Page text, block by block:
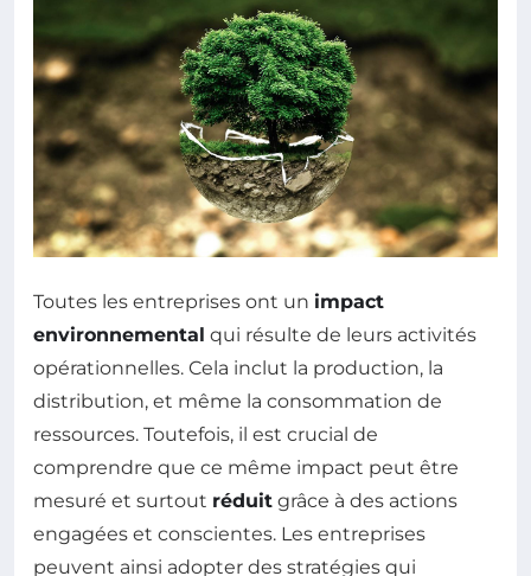
Toutes les entreprises ont un impact
environnemental qui résulte de leurs activités
opérationnelles. Cela inclut la production, la
distribution, et même la consommation de
ressources. Toutefois, il est crucial de
comprendre que ce même impact peut être
mesuré et surtout réduit grâce à des actions
engagées et conscientes. Les entreprises
peuvent ainsi adopter des stratégies qui